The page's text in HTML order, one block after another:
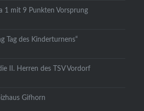
1 mit 9 Punkten Vorsprung
Tag des Kinderturnens“
II. Herren des TSV Vordorf
Gifhorn